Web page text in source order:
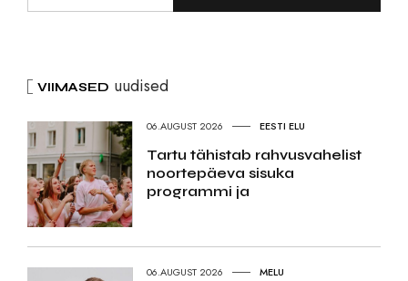
VIIMASED uudised
06.AUGUST 2026 EESTI ELU
Tartu tähistab rahvusvahelist
noortepäeva sisuka
programmi ja
06.AUGUST 2026 MELU